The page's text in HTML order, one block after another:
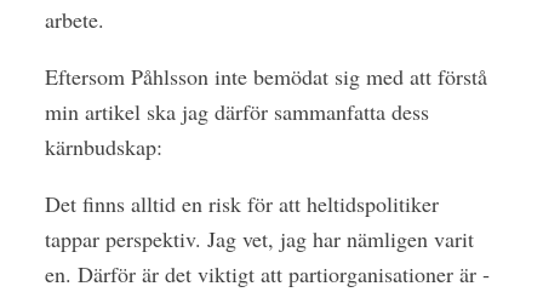
arbete.
Eftersom Påhlsson inte bemödat sig med att förstå
min artikel ska jag därför sammanfatta dess
kärnbudskap:
Det finns alltid en risk för att heltidspolitiker
tappar perspektiv. Jag vet, jag har nämligen varit
en. Därför är det viktigt att partiorganisationer är ­